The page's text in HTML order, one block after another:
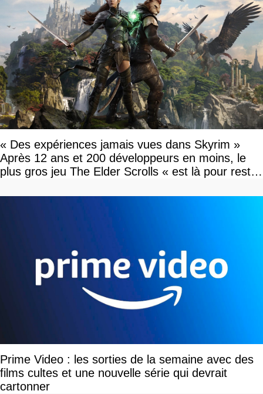
« Des expériences jamais vues dans Skyrim »
Après 12 ans et 200 développeurs en moins, le
plus gros jeu The Elder Scrolls « est là pour rester
Prime Video : les sorties de la semaine avec des
films cultes et une nouvelle série qui devrait
cartonner